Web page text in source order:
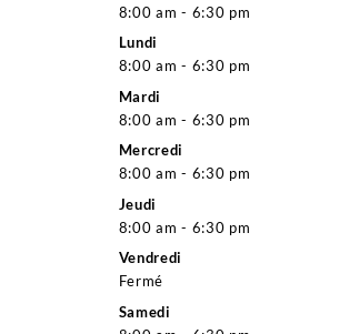
8:00 am - 6:30 pm
Lundi
8:00 am - 6:30 pm
Mardi
8:00 am - 6:30 pm
Mercredi
8:00 am - 6:30 pm
Jeudi
8:00 am - 6:30 pm
Vendredi
Fermé
Samedi